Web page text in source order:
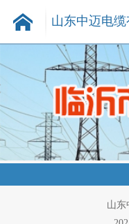
山东中迈电
电工-
山东